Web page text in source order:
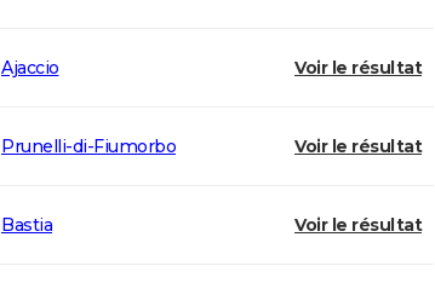
Ajaccio Voir le résultat
Prunelli-di-Fiumorbo Voir le résultat
Bastia Voir le résultat